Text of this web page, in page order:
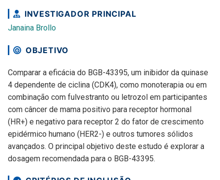
INVESTIGADOR PRINCIPAL
Janaina Brollo
OBJETIVO
Comparar a eficácia do BGB-43395, um inibidor da quinase
4 dependente de ciclina (CDK4), como monoterapia ou em
combinação com fulvestranto ou letrozol em participantes
com câncer de mama positivo para receptor hormonal
(HR+) e negativo para receptor 2 do fator de crescimento
epidérmico humano (HER2-) e outros tumores sólidos
avançados. O principal objetivo deste estudo é explorar a
dosagem recomendada para o BGB-43395.